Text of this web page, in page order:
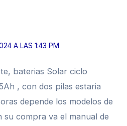
A LAS 1:43 PM
baterias Solar ciclo
, con dos pilas estaria
depende los modelos de
su compra va el manual de